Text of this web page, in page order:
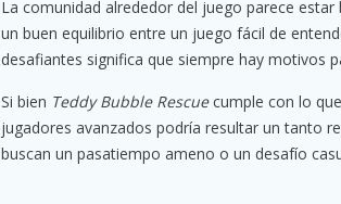
La comunidad alrededor del juego parece
un buen equilibrio entre un juego fácil de
desafiantes significa que siempre hay motivos
Si bien Teddy Bubble Rescuecumple con lo
jugadores avanzados podría resultar un tanto
buscan un pasatiempo ameno o un desafío